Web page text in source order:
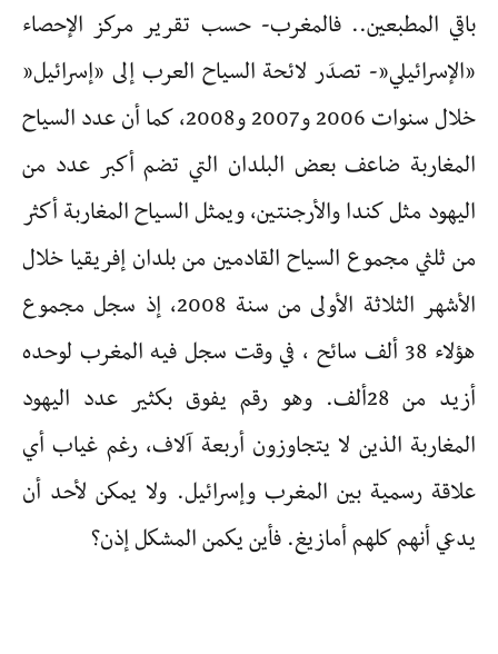
باقي المطبعين.. فالمغرب- حسب تقرير مركز الإحصاء
”الإسرائيلي”- تصدَر لائحة السياح العرب إلى ”إسرائيل”
خلال سنوات 2006 و2007 و2008، كما أن عدد السياح
المغاربة ضاعف بعض البلدان التي تضم أكبر عدد من
اليهود مثل كندا والأرجنتين، ويمثل السياح المغاربة أكثر
من ثلثي مجموع السياح القادمين من بلدان إفريقيا خلال
الأشهر الثلاثة الأولى من سنة 2008، إذ سجل مجموع
هؤلاء 38 ألف سائح ، في وقت سجل فيه المغرب لوحده
أزيد من 28ألف. وهو رقم يفوق بكثير عدد اليهود
المغاربة الذين لا يتجاوزون أربعة آلاف، رغم غياب أي
علاقة رسمية بين المغرب وإسرائيل. ولا يمكن لأحد أن
يدعي أنهم كلهم أمازيغ. فأين يكمن المشكل إذن؟